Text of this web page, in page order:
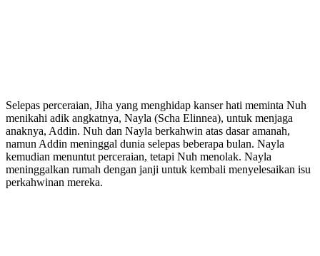
Selepas perceraian, Jiha yang menghidap kanser hati meminta Nuh
menikahi adik angkatnya, Nayla (Scha Elinnea), untuk menjaga
anaknya, Addin. Nuh dan Nayla berkahwin atas dasar amanah,
namun Addin meninggal dunia selepas beberapa bulan. Nayla
kemudian menuntut perceraian, tetapi Nuh menolak. Nayla
meninggalkan rumah dengan janji untuk kembali menyelesaikan isu
perkahwinan mereka.